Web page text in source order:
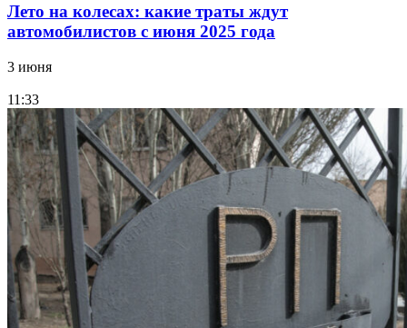
Лето на колесах: какие траты ждут
автомобилистов с июня 2025 года
3 июня
11:33